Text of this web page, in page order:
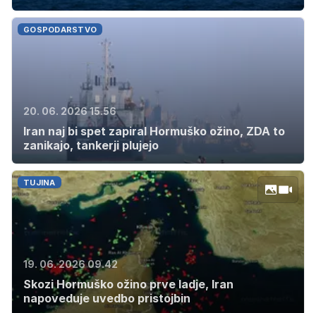
GOSPODARSTVO
20. 06. 2026 15.56
Iran naj bi spet zapiral Hormuško ožino, ZDA to
zanikajo, tankerji plujejo
TUJINA
19. 06. 2026 09.42
Skozi Hormuško ožino prve ladje, Iran
napoveduje uvedbo pristojbin